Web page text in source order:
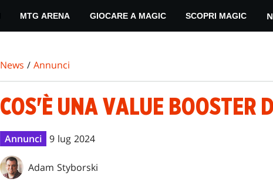
MTG ARENA GIOCARE A MAGIC SCOPRI MAGIC
News / Annunci
COS'È UNA VALUE BOOSTER
Annunci 9 lug 2024
Adam Styborski